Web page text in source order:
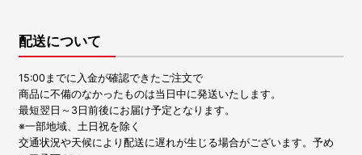
配送について
15:00までに入金が確認できたご注文で
商品に不備のなかったものは当日中に発送いたします。
最短翌日～3日前後にお届け予定となります。
※一部地域、土日祝を除く
交通状況や天候により配送に遅れが生じる場合がございます。予め